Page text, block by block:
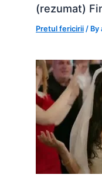
(rezumat)
Pretul fericirii / By